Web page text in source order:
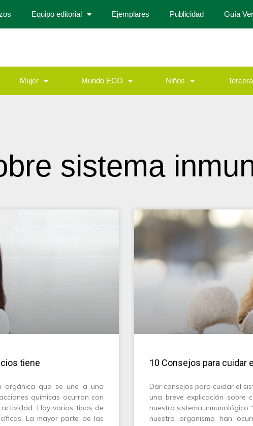
Equipo editorial Ejemplares Publicidad Guía
Mujer Mundo ECO Niños
sistema
tiene
orgánica que se une a una
químicas ocurran con
Hay varios tipos de
La mayor parte de las
10 Consejos para cuidar
Dar consejos para cuidar el
una breve explicación sobre
nuestro sistema inmunológico
nuestro organismo han